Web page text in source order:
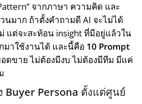
จากภาษา ความคิด และ
มาก ถ้าตั้งคำถามดี AI จะไม่ได้
แต่จะสะท้อน insight ที่มีอยู่แล้วใน
าใช้งานได้ และนี้คือ 10 Prompt
ดขาย ไม่ต้องมีงบ ไม่ต้องมีทีม มีแค่
Buyer Persona ตั้งแต่ศูนย์